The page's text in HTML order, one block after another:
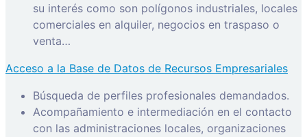
su interés como son polígonos industriales, locales
comerciales en alquiler, negocios en traspaso o
venta…
Acceso a la Base de Datos de Recursos Empresariales
Búsqueda de perfiles profesionales demandados.
Acompañamiento e intermediación en el contacto
con las administraciones locales, organizaciones